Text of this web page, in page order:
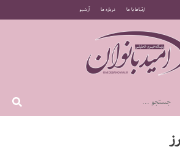
ارتباط با ما درباره ما آرشیو